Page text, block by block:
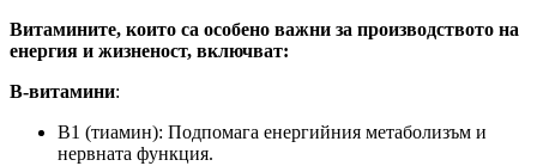
Витамините, които са особено важни за производството на
енергия и жизненост, включват:
B-витамини:
В1 (тиамин): Подпомага енергийния метаболизъм и
нервната функция.